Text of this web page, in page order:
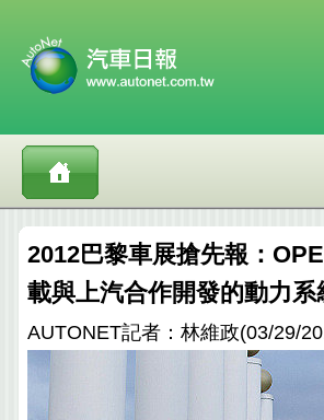
2012巴黎車展搶先報：
載與上汽合作開發的動力系
AUTONET記者：林維政(03/29/